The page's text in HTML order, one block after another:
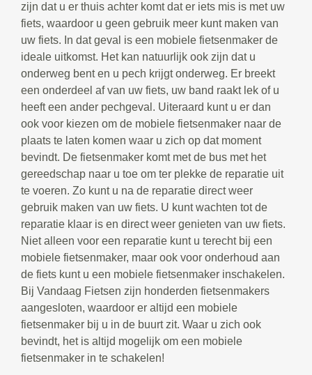
zijn dat u er thuis achter komt dat er iets mis is met uw
fiets, waardoor u geen gebruik meer kunt maken van
uw fiets. In dat geval is een mobiele fietsenmaker de
ideale uitkomst. Het kan natuurlijk ook zijn dat u
onderweg bent en u pech krijgt onderweg. Er breekt
een onderdeel af van uw fiets, uw band raakt lek of u
heeft een ander pechgeval. Uiteraard kunt u er dan
ook voor kiezen om de mobiele fietsenmaker naar de
plaats te laten komen waar u zich op dat moment
bevindt. De fietsenmaker komt met de bus met het
gereedschap naar u toe om ter plekke de reparatie uit
te voeren. Zo kunt u na de reparatie direct weer
gebruik maken van uw fiets. U kunt wachten tot de
reparatie klaar is en direct weer genieten van uw fiets.
Niet alleen voor een reparatie kunt u terecht bij een
mobiele fietsenmaker, maar ook voor onderhoud aan
de fiets kunt u een mobiele fietsenmaker inschakelen.
Bij Vandaag Fietsen zijn honderden fietsenmakers
aangesloten, waardoor er altijd een mobiele
fietsenmaker bij u in de buurt zit. Waar u zich ook
bevindt, het is altijd mogelijk om een mobiele
fietsenmaker in te schakelen!